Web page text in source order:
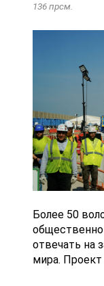
136 прсм.
Более 50
отвечать на
мира. Проект